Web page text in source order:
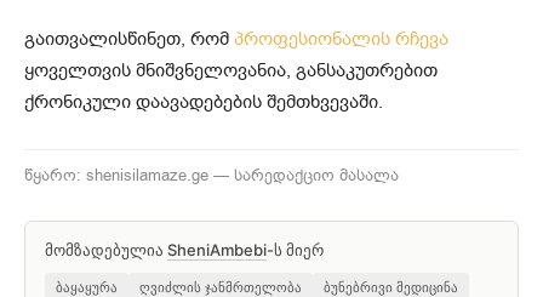
გაითვალისწინეთ, რომ პროფესიონალის რჩევა
ყოველთვის მნიშვნელოვანია, განსაკუთრებით
ქრონიკული დაავადებების შემთხვევაში.
წყარო: shenisilamaze.ge — სარედაქციო მასალა
მომზადებულია SheniAmbebi-ს მიერ
ბაყაყურა ღვიძლის ჯანმრთელობა
ბუნებრივი მედიცინა